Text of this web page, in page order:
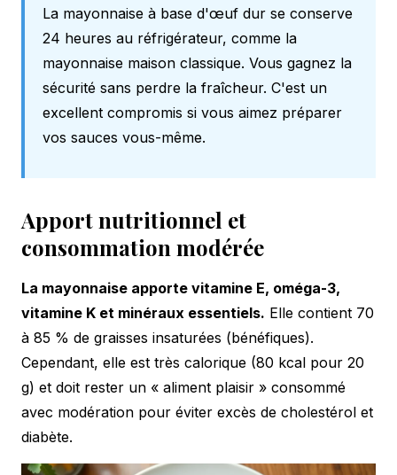
La mayonnaise à base d'œuf dur se conserve
24 heures au réfrigérateur, comme la
mayonnaise maison classique. Vous gagnez la
sécurité sans perdre la fraîcheur. C'est un
excellent compromis si vous aimez préparer
vos sauces vous-même.
Apport nutritionnel et
consommation modérée
La mayonnaise apporte vitamine E, oméga-3,
vitamine K et minéraux essentiels. Elle contient 70
à 85 % de graisses insaturées (bénéfiques).
Cependant, elle est très calorique (80 kcal pour 20
g) et doit rester un « aliment plaisir » consommé
avec modération pour éviter excès de cholestérol et
diabète.